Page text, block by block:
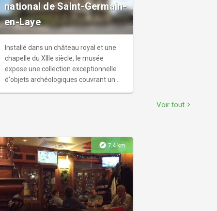
national de Saint-Germain-
en-Laye
Installé dans un château royal et une
chapelle du XIIIe siècle, le musée
expose une collection exceptionnelle
d'objets archéologiques couvrant un
simples artefacts du quotidien. Des
milliers d'objets révèlent les savoir-
faire, croyances et exploits de
l'Homme, de la préhistoire au Moyen
Âge. Un trésor archéologique
incontournable.
Voir tout chevron_right
explore7.4 km